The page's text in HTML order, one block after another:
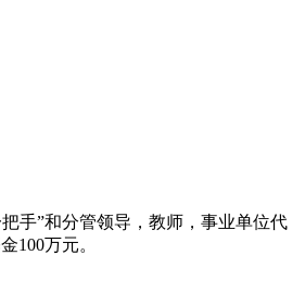
手”和分管领导，教师，事业单位代
100万元。